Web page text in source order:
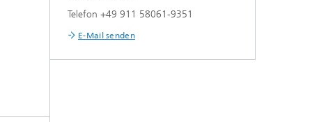
Telefon +49 911 58061-9351
E-Mail senden